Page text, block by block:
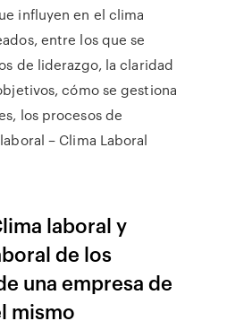
influyen en el clima
entre los que se
de liderazgo, la claridad
cómo se gestiona
los procesos de
– Clima Laboral
laboral y
de los
una empresa de
mismo